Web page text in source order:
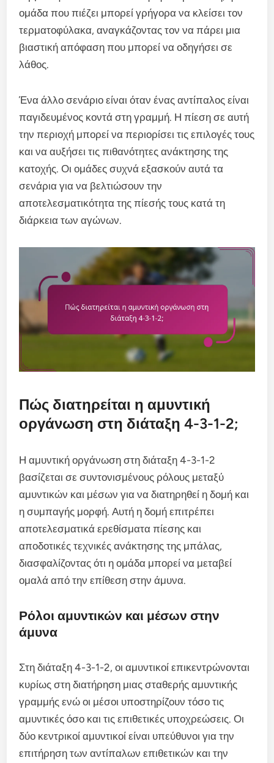
ομάδα που πιέζει μπορεί γρήγορα να κλείσει τον
τερματοφύλακα, αναγκάζοντας τον να πάρει μια
βιαστική απόφαση που μπορεί να οδηγήσει σε
λάθος.
Ένα άλλο σενάριο είναι όταν ένας αντίπαλος είναι
παγιδευμένος κοντά στη γραμμή. Η πίεση σε αυτή
την περιοχή μπορεί να περιορίσει τις επιλογές τους
και να αυξήσει τις πιθανότητες ανάκτησης της
κατοχής. Οι ομάδες συχνά εξασκούν αυτά τα
σενάρια για να βελτιώσουν την
αποτελεσματικότητα της πίεσής τους κατά τη
διάρκεια των αγώνων.
Πώς διατηρείται η αμυντική
οργάνωση στη διάταξη 4-3-1-2;
Η αμυντική οργάνωση στη διάταξη 4-3-1-2
βασίζεται σε συντονισμένους ρόλους μεταξύ
αμυντικών και μέσων για να διατηρηθεί η δομή και
η συμπαγής μορφή. Αυτή η δομή επιτρέπει
αποτελεσματικά ερεθίσματα πίεσης και
αποδοτικές τεχνικές ανάκτησης της μπάλας,
διασφαλίζοντας ότι η ομάδα μπορεί να μεταβεί
ομαλά από την επίθεση στην άμυνα.
Ρόλοι αμυντικών και μέσων στην
άμυνα
Στη διάταξη 4-3-1-2, οι αμυντικοί επικεντρώνονται
κυρίως στη διατήρηση μιας σταθερής αμυντικής
γραμμής ενώ οι μέσοι υποστηρίζουν τόσο τις
αμυντικές όσο και τις επιθετικές υποχρεώσεις. Οι
δύο κεντρικοί αμυντικοί είναι υπεύθυνοι για την
επιτήρηση των αντίπαλων επιθετικών και την